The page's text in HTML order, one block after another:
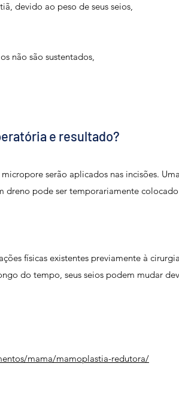
devido ao peso de seus seios,
não são sustentados,
e resultado?
serão aplicados nas incisões.
dreno pode ser temporariamente
físicas existentes previamente à
do tempo, seus seios podem mudar
mama/mamoplastia-redutora/